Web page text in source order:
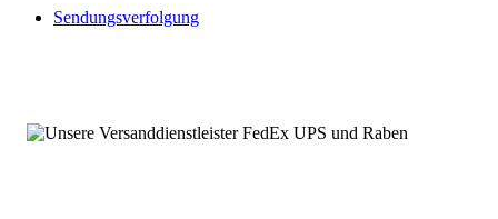
Sendungsverfolgung